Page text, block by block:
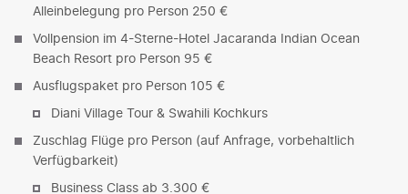
Alleinbelegung pro Person 250 €
Vollpension im 4-Sterne-Hotel Jacaranda Indian Ocean
Beach Resort pro Person 95 €
Ausflugspaket pro Person 105 €
Diani Village Tour & Swahili Kochkurs
Zuschlag Flüge pro Person (auf Anfrage, vorbehaltlich
Verfügbarkeit)
Business Class ab 3.300 €